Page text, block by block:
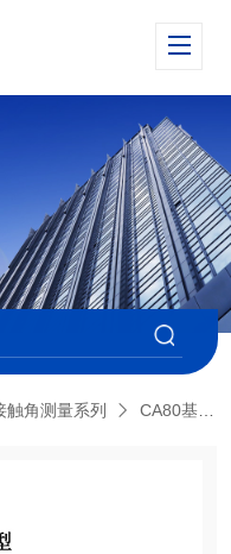
触角测量系列 CA80基础型光学接触角测量仪